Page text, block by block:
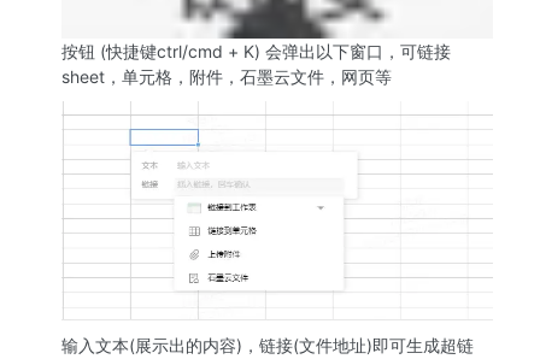
按钮 (快捷键ctrl/cmd + K) 会弹出以下窗口，可链接
sheet，单元格，附件，石墨云文件，网页等
输入文本(展示出的内容)，链接(文件地址)即可生成超链